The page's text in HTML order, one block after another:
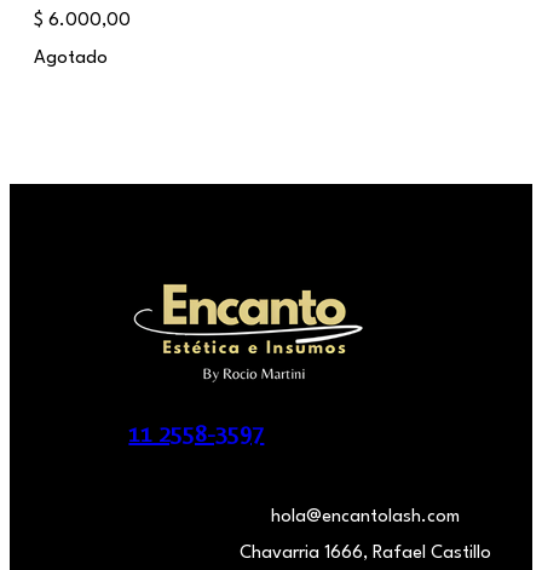
$ 6.000,00
Agotado
11 2558-3597
hola@encantolash.com
Chavarria 1666, Rafael Castillo